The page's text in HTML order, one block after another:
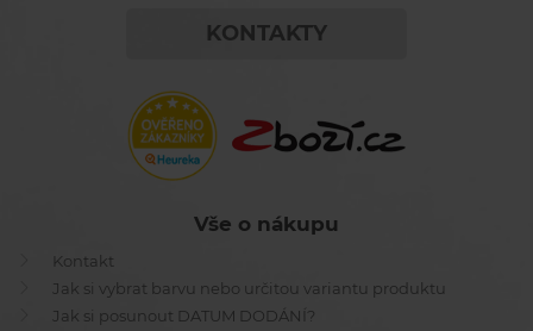
KONTAKTY
Vše o nákupu
Kontakt
Jak si vybrat barvu nebo určitou variantu produktu
Jak si posunout DATUM DODÁNÍ?